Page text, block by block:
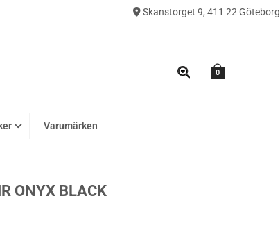
Skanstorget 9, 411 22 Göteborg
0
Varumärken
ONYX BLACK